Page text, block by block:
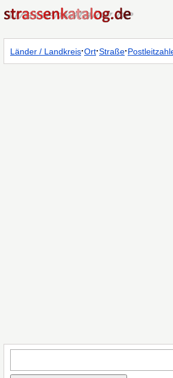
Länder / Landkreis·Ort·Straße·